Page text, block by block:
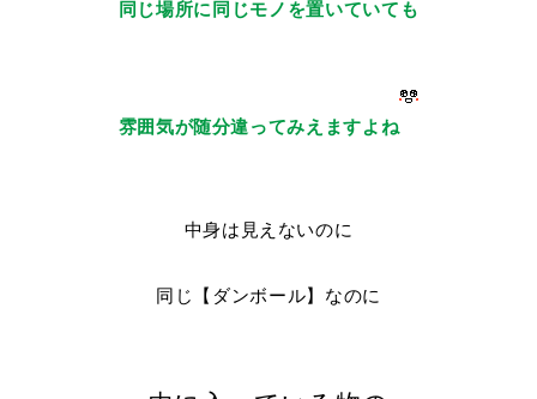
同じ場所に同じモノを置いていても
雰囲気が随分違ってみえますよね
中身は見えないのに
同じ【ダンボール】なのに